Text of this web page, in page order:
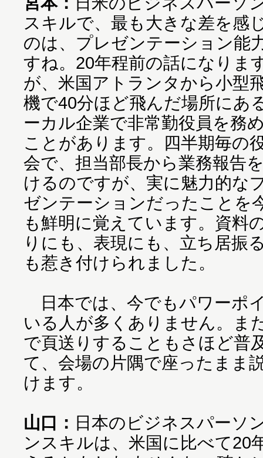
スキルで、最も大きな差を感
のは、プレゼンテーション能
すね。20年程前の話になりま
が、米国アトランタから小型
機で40分ほど飛んだ場所にあ
ーカル企業で非常勤役員を務
ことがあります。四半期毎の
会で、担当部長から業務報告
けるのですが、実に魅力的な
ゼンテーションだったことを
も鮮明に覚えています。資料
りにも、表現にも、立ち居振
も惹き付けられました。
日本では、今でもパワーポ
いる人が多くありません。ま
で頁送りすることもさほど普
て、会場の片隅で座ったまま
けます。
山口： 日本のビジネスパーソ
ンスキルは、米国に比べて20